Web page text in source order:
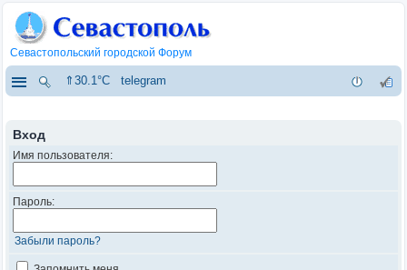
Севастопольский городской Форум
⇑30.1°C telegram
Вход
Имя пользователя:
Пароль:
Забыли пароль?